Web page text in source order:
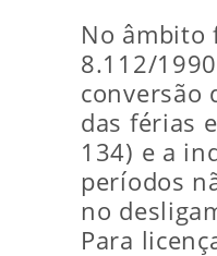
No âmbito
8.112/
conversão
das férias
134) e a
períodos
no
Para